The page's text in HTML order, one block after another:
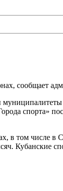
сообщает
спорта»
в том числе
Кубанские